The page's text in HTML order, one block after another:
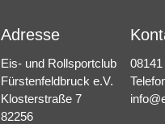
Adresse
Eis- und Rollsportclub
Fürstenfeldbruck e.V.
Klosterstraße 7
82256